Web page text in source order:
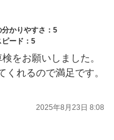
分かりやすさ：5
ピード：5
をお願いしました。
れるので満足です。
2025年8月23日 8:08